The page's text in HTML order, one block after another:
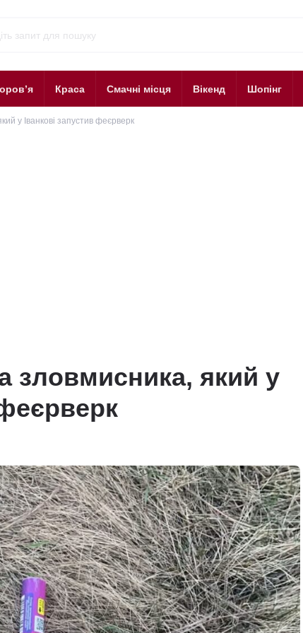
Краса Смачні місця Вікенд Шопінг
у Іванкові запустив феєрверк
зловмисника, який у